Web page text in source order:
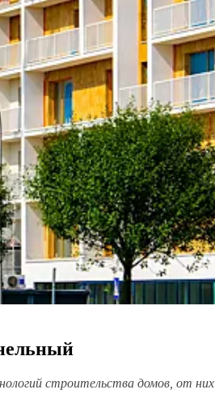
строительства домов, от них